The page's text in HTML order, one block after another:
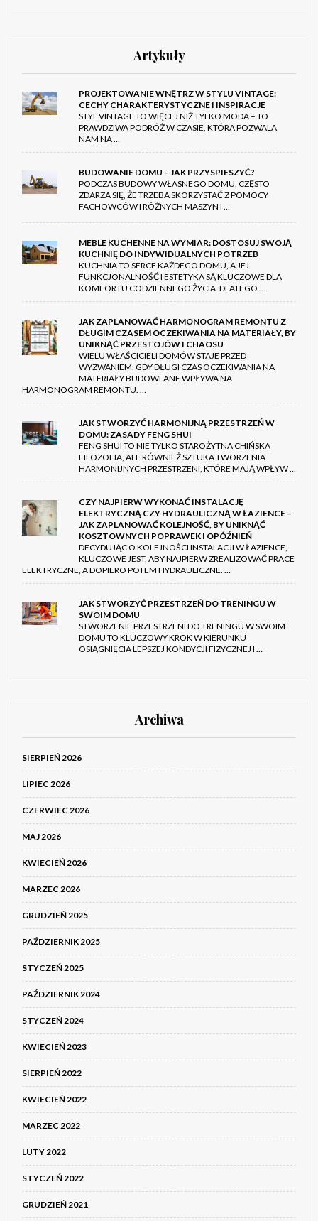
Artykuły
PROJEKTOWANIE WNĘTRZ W STYLU VINTAGE:
CECHY CHARAKTERYSTYCZNE I INSPIRACJE
STYL VINTAGE TO WIĘCEJ NIŻ TYLKO MODA – TO
PRAWDZIWA PODRÓŻ W CZASIE, KTÓRA POZWALA
NAM NA …
BUDOWANIE DOMU – JAK PRZYSPIESZYĆ?
PODCZAS BUDOWY WŁASNEGO DOMU, CZĘSTO
ZDARZA SIĘ, ŻE TRZEBA SKORZYSTAĆ Z POMOCY
FACHOWCÓW I RÓŻNYCH MASZYN I …
MEBLE KUCHENNE NA WYMIAR: DOSTOSUJ SWOJĄ
KUCHNIĘ DO INDYWIDUALNYCH POTRZEB
KUCHNIA TO SERCE KAŻDEGO DOMU, A JEJ
FUNKCJONALNOŚĆ I ESTETYKA SĄ KLUCZOWE DLA
KOMFORTU CODZIENNEGO ŻYCIA. DLATEGO …
JAK ZAPLANOWAĆ HARMONOGRAM REMONTU Z
DŁUGIM CZASEM OCZEKIWANIA NA MATERIAŁY, BY
UNIKNĄĆ PRZESTOJÓW I CHAOSU
WIELU WŁAŚCICIELI DOMÓW STAJE PRZED
WYZWANIEM, GDY DŁUGI CZAS OCZEKIWANIA NA
MATERIAŁY BUDOWLANE WPŁYWA NA
HARMONOGRAM REMONTU. …
JAK STWORZYĆ HARMONIJNĄ PRZESTRZEŃ W
DOMU: ZASADY FENG SHUI
FENG SHUI TO NIE TYLKO STAROŻYTNA CHIŃSKA
FILOZOFIA, ALE RÓWNIEŻ SZTUKA TWORZENIA
HARMONIJNYCH PRZESTRZENI, KTÓRE MAJĄ WPŁYW …
CZY NAJPIERW WYKONAĆ INSTALACJĘ
ELEKTRYCZNĄ CZY HYDRAULICZNĄ W ŁAZIENCE –
JAK ZAPLANOWAĆ KOLEJNOŚĆ, BY UNIKNĄĆ
KOSZTOWNYCH POPRAWEK I OPÓŹNIEŃ
DECYDUJĄC O KOLEJNOŚCI INSTALACJI W ŁAZIENCE,
KLUCZOWE JEST, ABY NAJPIERW ZREALIZOWAĆ PRACE
ELEKTRYCZNE, A DOPIERO POTEM HYDRAULICZNE. …
JAK STWORZYĆ PRZESTRZEŃ DO TRENINGU W
SWOIM DOMU
STWORZENIE PRZESTRZENI DO TRENINGU W SWOIM
DOMU TO KLUCZOWY KROK W KIERUNKU
OSIĄGNIĘCIA LEPSZEJ KONDYCJI FIZYCZNEJ I …
Archiwa
SIERPIEŃ 2026
LIPIEC 2026
CZERWIEC 2026
MAJ 2026
KWIECIEŃ 2026
MARZEC 2026
GRUDZIEŃ 2025
PAŹDZIERNIK 2025
STYCZEŃ 2025
PAŹDZIERNIK 2024
STYCZEŃ 2024
KWIECIEŃ 2023
SIERPIEŃ 2022
KWIECIEŃ 2022
MARZEC 2022
LUTY 2022
STYCZEŃ 2022
GRUDZIEŃ 2021